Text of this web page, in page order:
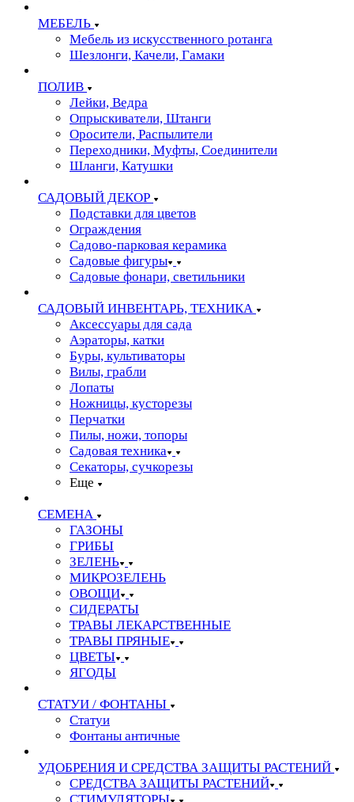
МЕБЕЛЬ
Мебель из искусственного ротанга
Шезлонги, Качели, Гамаки
ПОЛИВ
Лейки, Ведра
Опрыскиватели, Штанги
Оросители, Распылители
Переходники, Муфты, Соединители
Шланги, Катушки
САДОВЫЙ ДЕКОР
Подставки для цветов
Ограждения
Садово-парковая керамика
Садовые фигуры
Садовые фонари, светильники
САДОВЫЙ ИНВЕНТАРЬ, ТЕХНИКА
Аксессуары для сада
Аэраторы, катки
Буры, культиваторы
Вилы, грабли
Лопаты
Ножницы, кусторезы
Перчатки
Пилы, ножи, топоры
Садовая техника
Секаторы, сучкорезы
Еще
СЕМЕНА
ГАЗОНЫ
ГРИБЫ
ЗЕЛЕНЬ
МИКРОЗЕЛЕНЬ
ОВОЩИ
СИДЕРАТЫ
ТРАВЫ ЛЕКАРСТВЕННЫЕ
ТРАВЫ ПРЯНЫЕ
ЦВЕТЫ
ЯГОДЫ
СТАТУИ / ФОНТАНЫ
Статуи
Фонтаны античные
УДОБРЕНИЯ И СРЕДСТВА ЗАЩИТЫ РАСТЕНИЙ
СРЕДСТВА ЗАЩИТЫ РАСТЕНИЙ